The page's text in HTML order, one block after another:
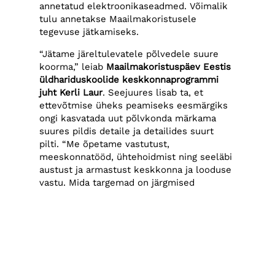
annetatud elektroonikaseadmed. Võimalik
tulu annetakse Maailmakoristusele
tegevuse jätkamiseks.
“Jätame järeltulevatele põlvedele suure
koorma,” leiab Maailmakoristuspäev Eestis
üldhariduskoolide keskkonnaprogrammi
juht Kerli Laur. Seejuures lisab ta, et
ettevõtmise üheks peamiseks eesmärgiks
ongi kasvatada uut põlvkonda märkama
suures pildis detaile ja detailides suurt
pilti. “Me õpetame vastutust,
meeskonnatööd, ühtehoidmist ning seeläbi
austust ja armastust keskkonna ja looduse
vastu. Mida targemad on järgmised